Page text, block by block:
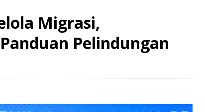
Migrasi,
Pelindungan